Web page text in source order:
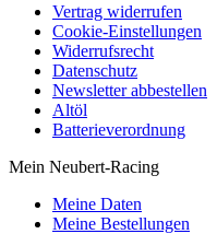
Vertrag widerrufen
Cookie-Einstellungen
Widerrufsrecht
Datenschutz
Newsletter abbestellen
Altöl
Batterieverordnung
Mein Neubert-Racing
Meine Daten
Meine Bestellungen